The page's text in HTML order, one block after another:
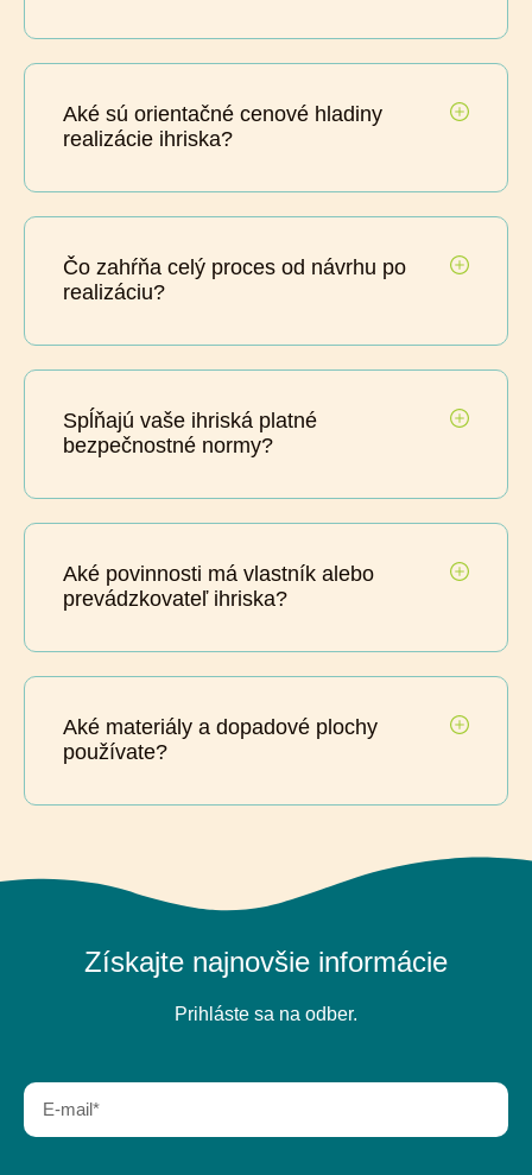
Aké sú orientačné cenové hladiny
realizácie ihriska?
Čo zahŕňa celý proces od návrhu po
realizáciu?
Spĺňajú vaše ihriská platné
bezpečnostné normy?
Aké povinnosti má vlastník alebo
prevádzkovateľ ihriska?
Aké materiály a dopadové plochy
používate?
Získajte najnovšie informácie
Prihláste sa na odber.